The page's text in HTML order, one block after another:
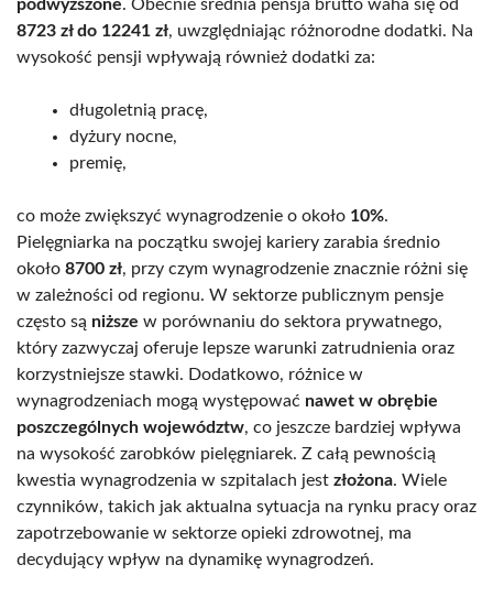
podwyższone. Obecnie średnia pensja brutto waha się od
8723 zł do 12241 zł, uwzględniając różnorodne dodatki. Na
wysokość pensji wpływają również dodatki za:
długoletnią pracę,
dyżury nocne,
premię,
co może zwiększyć wynagrodzenie o około 10%.
Pielęgniarka na początku swojej kariery zarabia średnio
około 8700 zł, przy czym wynagrodzenie znacznie różni się
w zależności od regionu. W sektorze publicznym pensje
często są niższe w porównaniu do sektora prywatnego,
który zazwyczaj oferuje lepsze warunki zatrudnienia oraz
korzystniejsze stawki. Dodatkowo, różnice w
wynagrodzeniach mogą występować nawet w obrębie
poszczególnych województw, co jeszcze bardziej wpływa
na wysokość zarobków pielęgniarek. Z całą pewnością
kwestia wynagrodzenia w szpitalach jest złożona. Wiele
czynników, takich jak aktualna sytuacja na rynku pracy oraz
zapotrzebowanie w sektorze opieki zdrowotnej, ma
decydujący wpływ na dynamikę wynagrodzeń.